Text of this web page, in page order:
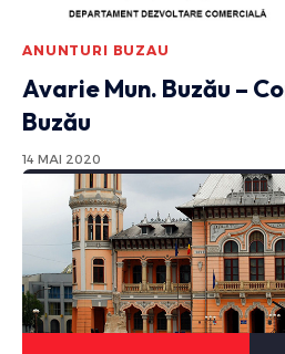
ANUNTURI BUZAU
Avarie Mun. Buzău –
Buzău
14 MAI 2020